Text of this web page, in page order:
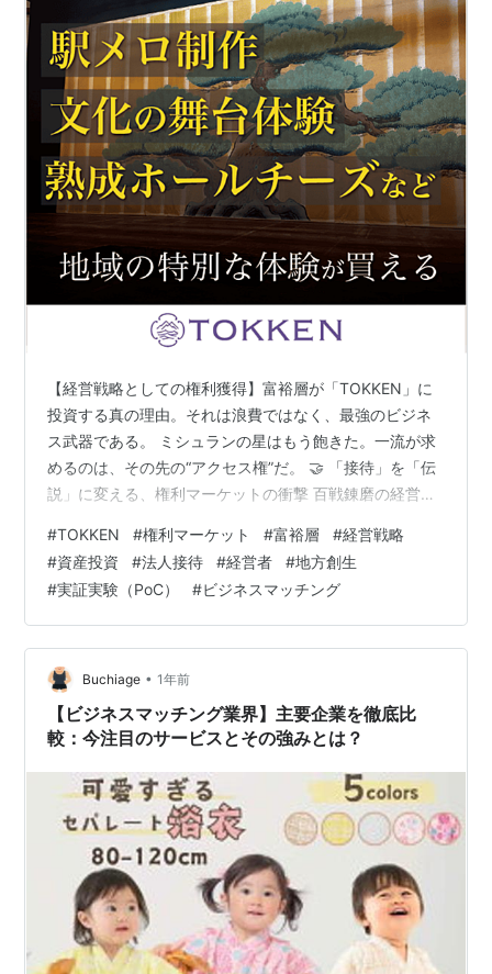
【経営戦略としての権利獲得】富裕層が「TOKKEN」に
投資する真の理由。それは浪費ではなく、最強のビジネ
ス武器である。 ミシュランの星はもう飽きた。一流が求
めるのは、その先の“アクセス権”だ。 🤝 「接待」を「伝
説」に変える、権利マーケットの衝撃 百戦錬磨の経営者
どれほどのインパクトが残るでしょうか？
『TOKKEN（トッケン）』が提供するのは、自治体公認
の「特別な権利」。これは単なる体験の購入ではありま
せん。人脈、信用、そして一生語り継がれる記憶をポー
トフォリオに加えるための、知的な投資なのです。 1. 接
待・贈答の最終兵器：重要文化財を「貸…
#TOKKEN #権利マーケット #富裕層 #経営戦略
#資産投資 #法人接待 #経営者 #地方創生
#実証実験（PoC） #ビジネスマッチング
Buchiage • 1年前
【ビジネスマッチング業界】主要企業を徹底比
較：今注目のサービスとその強みとは？